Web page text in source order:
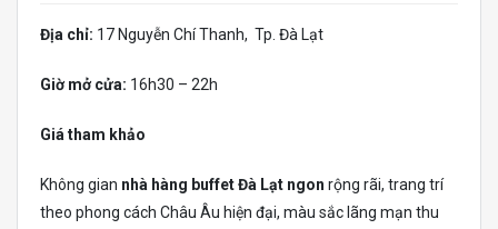
Địa chỉ: 17 Nguyễn Chí Thanh, Tp. Đà Lạt
Giờ mở cửa: 16h30 – 22h
Giá tham khảo
Không gian nhà hàng buffet Đà Lạt ngon rộng rãi, trang trí
theo phong cách Châu Âu hiện đại, màu sắc lãng mạn thu